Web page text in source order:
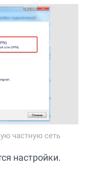
частную сеть
настройки.